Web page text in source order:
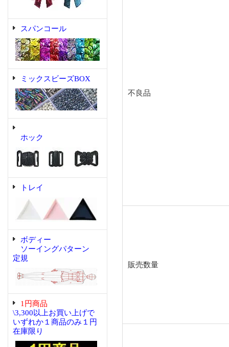
スパンコール
ミックスビーズBOX
ホック
トレイ
ボディー
ソーイングパターン
定規
1円商品
\3,300以上お買い上げで
いずれか１商品のみ１円
在庫限り
不良品
販売数量